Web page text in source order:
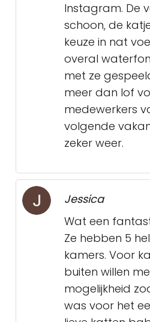
Instagram. De
schoon, de
keuze in nat
overal
met ze
meer dan lof
medewerkers
volgende
zeker weer.
Jessica
Wat een
Ze hebben 5
kamers. Voor
buiten willen
mogelijkheid
was voor het